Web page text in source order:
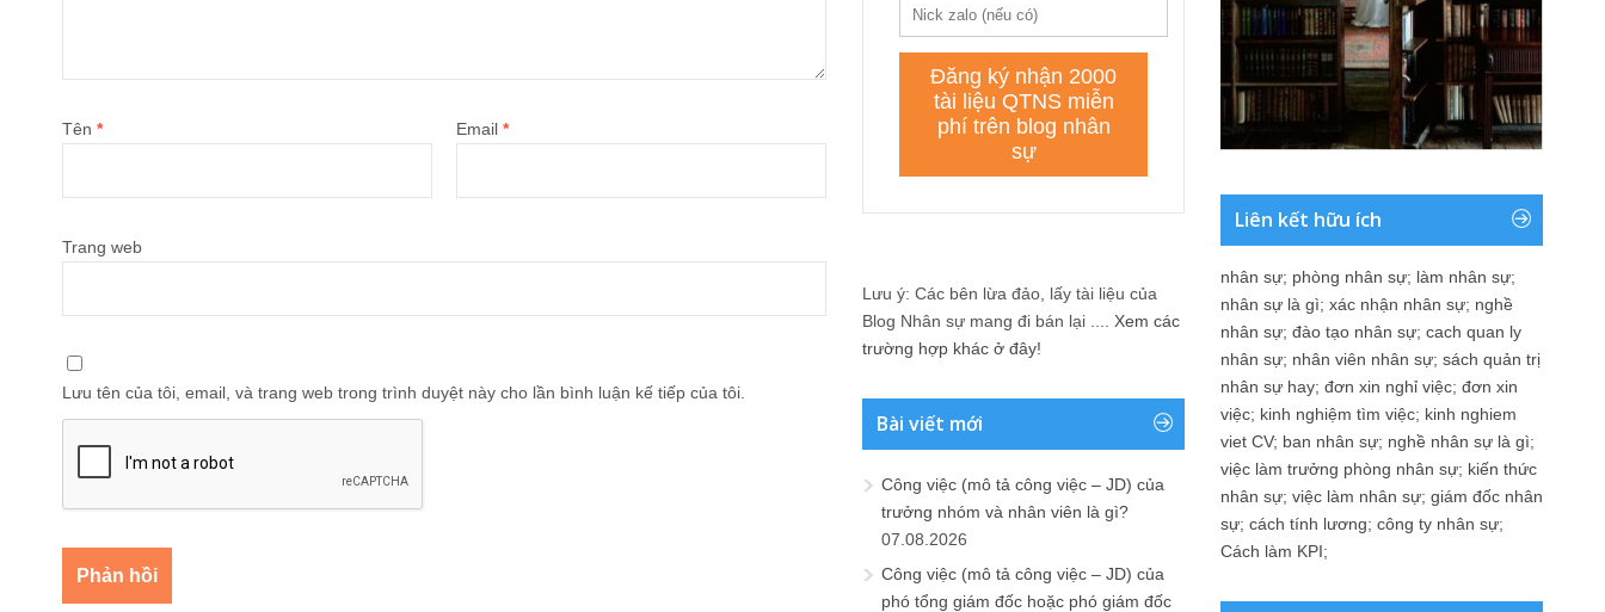
Tên * Email *
Trang web
Lưu tên của tôi, email, và trang web trong trình duyệt này cho lần bình luận kế tiếp của tôi.
Lưu ý: Các bên lừa đảo, lấy tài liệu của
Blog Nhân sự mang đi bán lại .... Xem các
trường hợp khác ở đây!
Bài viết mới
Công việc (mô tả công việc – JD) của
trưởng nhóm và nhân viên là gì?
07.08.2026
Công việc (mô tả công việc – JD) của
phó tổng giám đốc hoặc phó giám đốc
Liên kết hữu ích
nhân sự; phòng nhân sự; làm nhân sự;
nhân sự là gì; xác nhận nhân sự; nghề
nhân sự; đào tạo nhân sự; cach quan ly
nhân sự; nhân viên nhân sự; sách quản trị
nhân sự hay; đơn xin nghỉ việc; đơn xin
việc; kinh nghiệm tìm việc; kinh nghiem
viet CV; ban nhân sự; nghề nhân sự là gì;
việc làm trưởng phòng nhân sự; kiến thức
nhân sự; việc làm nhân sự; giám đốc nhân
sự; cách tính lương; công ty nhân sự;
Cách làm KPI;